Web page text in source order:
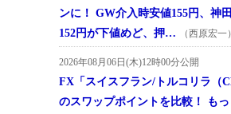
ンに！ GW介入時安値155円、神
152円が下値めど、押…
（西原宏一）
2026年08月06日(木)12時00分公開
FX「スイスフラン/トルコリラ（
のスワップポイントを比較！ も